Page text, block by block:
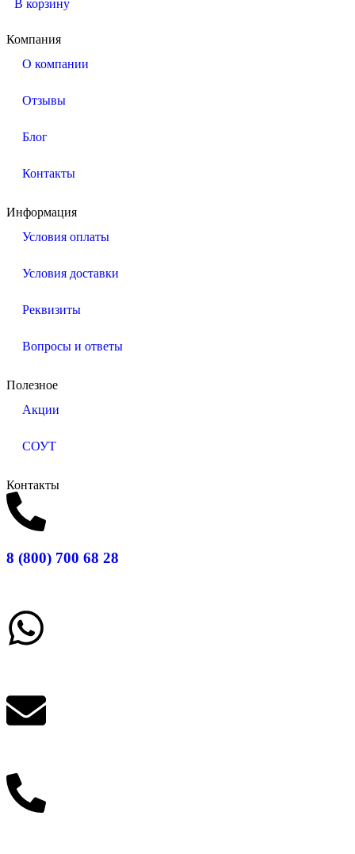
В корзину
Компания
О компании
Отзывы
Блог
Контакты
Информация
Условия оплаты
Условия доставки
Реквизиты
Вопросы и ответы
Полезное
Акции
СОУТ
Контакты
8 (800) 700 68 28